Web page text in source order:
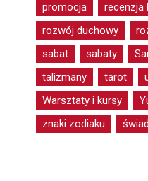
promocja
recenzja
rozwój duchowy
sabat
sabaty
talizmany
tarot
Warsztaty i kursy
znaki zodiaku